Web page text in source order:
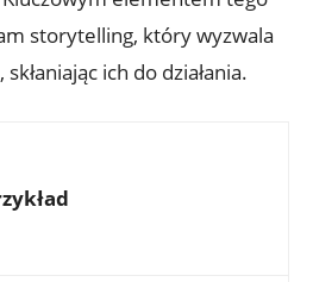
storytelling, który wyzwala
ich do działania.